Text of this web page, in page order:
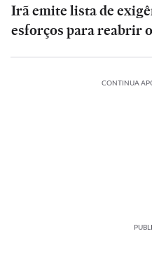
Irã emite lista de
esforços para reabrir
CONTINUA